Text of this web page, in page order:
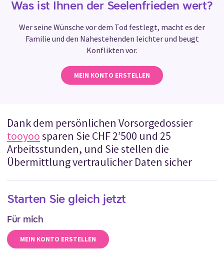
Was ist Ihnen der Seelenfrieden wert?
Wer seine Wünsche vor dem Tod festlegt, macht es der
Familie und den Nahestehenden leichter und beugt
Konflikten vor.
MEIN KONTO ERSTELLEN
Dank dem persönlichen Vorsorgedossier
tooyoosparen Sie CHF 2’500 und 25
Arbeitsstunden, und Sie stellen die
Übermittlung vertraulicher Daten sicher
Starten Sie gleich jetzt
Für mich
MEIN KONTO ERSTELLEN